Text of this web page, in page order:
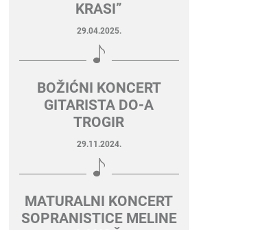
KRASI”
29.04.2025.
BOŽIĆNI KONCERT
GITARISTA DO-A
TROGIR
29.11.2024.
MATURALNI KONCERT
SOPRANISTICE MELINE